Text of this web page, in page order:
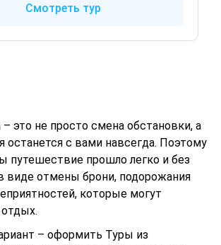
Смотреть тур
это не просто смена обстановки, а
останется с вами навсегда. Поэтому
путешествие прошло легко и без
отмены брони, подорожания
которые могут
– оформить Туры из